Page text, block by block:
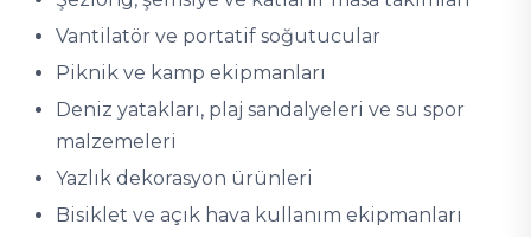
Vantilatör ve portatif soğutucular
Piknik ve kamp ekipmanları
Deniz yatakları, plaj sandalyeleri ve su spor
malzemeleri
Yazlık dekorasyon ürünleri
Bisiklet ve açık hava kullanım ekipmanları